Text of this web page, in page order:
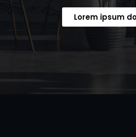
Lorem ipsum